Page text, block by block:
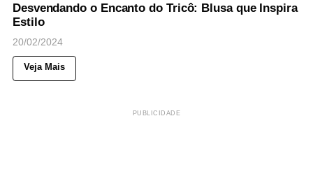
Desvendando o Encanto do Tricô: Blusa que Inspira
Estilo
20/02/2024
Veja Mais
PUBLICIDADE